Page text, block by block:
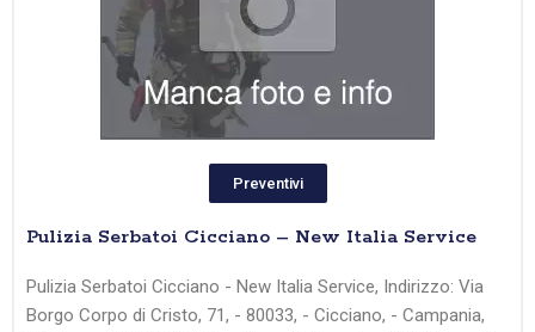
Preventivi
Pulizia Serbatoi Cicciano – New Italia Service
Pulizia Serbatoi Cicciano - New Italia Service, Indirizzo: Via
Borgo Corpo di Cristo, 71, - 80033, - Cicciano, - Campania,